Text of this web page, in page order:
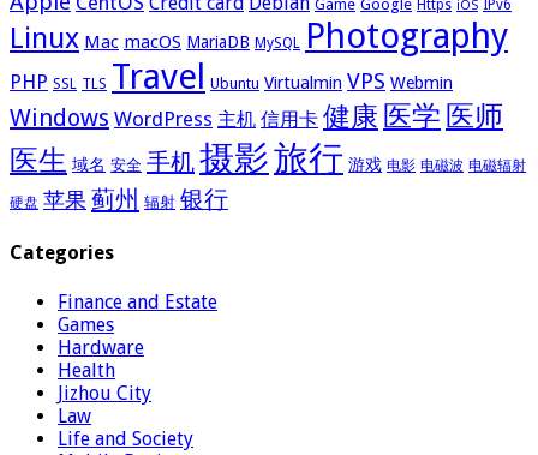
Game Google Https iOS IPv6
Linux Mac macOS MariaDB MySQL Photography
PHP SSL TLS Travel Ubuntu Virtualmin VPS Webmin
Windows WordPress 主机 信用卡 健康 医学 医师
医生 域名 安全 手机摄影旅行 游戏 电影 电磁波 电磁辐射
硬盘 苹果 蓟州 辐射 银行
Categories
Finance and Estate
Games
Hardware
Health
Jizhou City
Law
Life and Society